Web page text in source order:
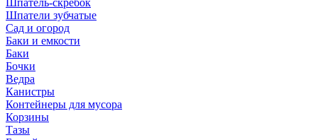
Шпатель-скребок
Шпатели зубчатые
Сад и огород
Баки и емкости
Баки
Бочки
Ведра
Канистры
Контейнеры для мусора
Корзины
Тазы